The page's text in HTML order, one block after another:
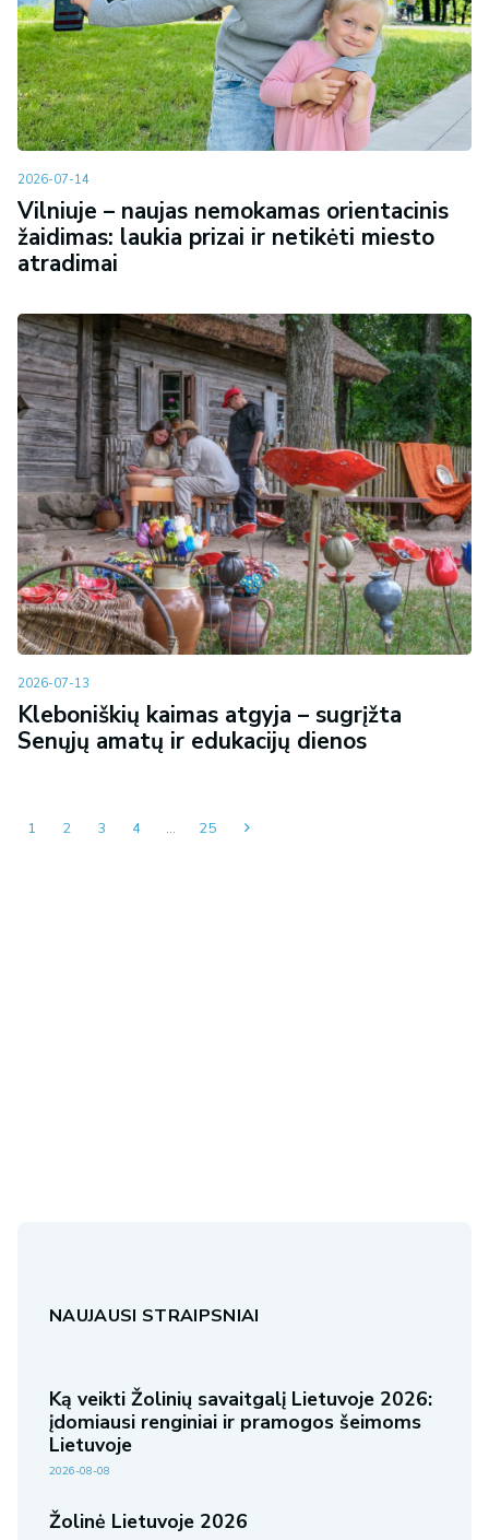
2026-07-14
Vilniuje – naujas nemokamas orientacinis
žaidimas: laukia prizai ir netikėti miesto
atradimai
2026-07-13
Kleboniškių kaimas atgyja – sugrįžta
Senųjų amatų ir edukacijų dienos
1 2 3 4 … 25
NAUJAUSI STRAIPSNIAI
Ką veikti Žolinių savaitgalį Lietuvoje 2026:
įdomiausi renginiai ir pramogos šeimoms
Lietuvoje
2026-08-08
Žolinė Lietuvoje 2026